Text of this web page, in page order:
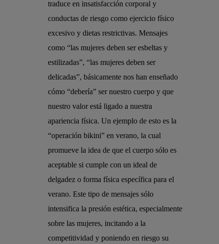
traduce en insatisfacción corporal y
conductas de riesgo como ejercicio físico
excesivo y dietas restrictivas. Mensajes
como “las mujeres deben ser esbeltas y
estilizadas”, “las mujeres deben ser
delicadas”, básicamente nos han enseñado
cómo “debería” ser nuestro cuerpo y que
nuestro valor está ligado a nuestra
apariencia física. Un ejemplo de esto es la
“operación bikini” en verano, la cual
promueve la idea de que el cuerpo sólo es
aceptable si cumple con un ideal de
delgadez o forma física específica para el
verano. Este tipo de mensajes sólo
intensifica la presión estética, especialmente
sobre las mujeres, incitando a la
competitividad y poniendo en riesgo su